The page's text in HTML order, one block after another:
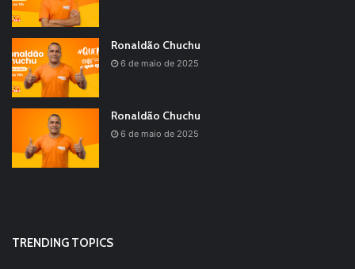
Ronaldão Chuchu
6 de maio de 2025
Ronaldão Chuchu
6 de maio de 2025
TRENDING TOPICS